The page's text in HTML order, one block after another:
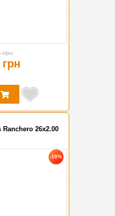
грн
26x2.00
-10%